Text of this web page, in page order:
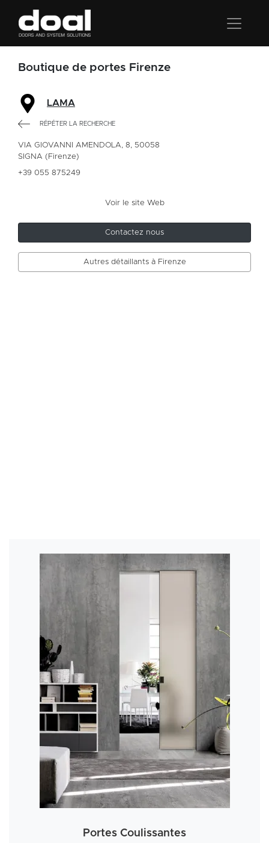
Boutique de portes Firenze
LAMA
RÉPÉTER LA RECHERCHE
VIA GIOVANNI AMENDOLA, 8, 50058
SIGNA (Firenze)
+39 055 875249
Voir le site Web
Contactez nous
Autres détaillants à Firenze
Portes Coulissantes